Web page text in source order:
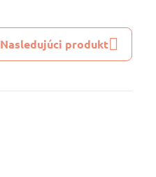
Nasledujúci produkt